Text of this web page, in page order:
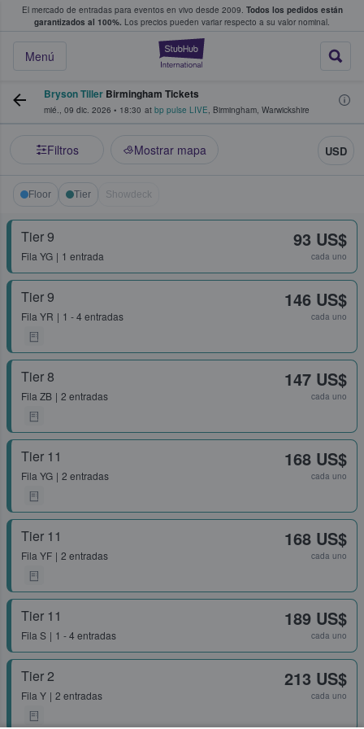
El mercado de entradas para eventos en vivo desde 2009. Todos los pedidos están
garantizados al 100%. Los precios pueden variar respecto a su valor nominal.
StubHub:
Menú
y venta de entradas entre fans
Bryson Tiller Birmingham Tickets
mié., 09 dic. 2026 • 18:30 at bp pulse LIVE, Birmingham, Warwickshire
Filtros Mostrar mapa USD
Floor Tier Showdeck
Tier 9
Fila YG 1 entrada
93 US$
cada uno
Tier 9
Fila YR 1 - 4 entradas
146 US$
cada uno
Tier 8
Fila ZB 2 entradas
147 US$
cada uno
Tier 11
Fila YG 2 entradas
168 US$
cada uno
Tier 11
Fila YF 2 entradas
168 US$
cada uno
Tier 11
Fila S 1 - 4 entradas
189 US$
cada uno
Tier 2
Fila Y 2 entradas
213 US$
cada uno